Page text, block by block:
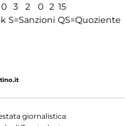
0 3 2 0 2 15
S=Sanzioni QS=Quoziente
giornalistica